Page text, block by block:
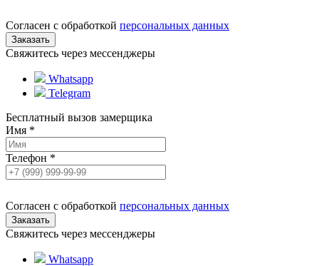
Согласен с обработкой персональных данных
Свяжитесь через мессенджеры
Whatsapp
Telegram
Бесплатный вызов замерщика
Имя *
Телефон *
Согласен с обработкой персональных данных
Свяжитесь через мессенджеры
Whatsapp